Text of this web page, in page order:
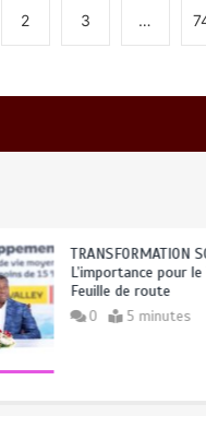
2 3 …
TRANSFORMATION
L’importance pour le
Feuille de route
0 5 minutes